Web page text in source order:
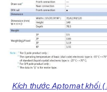
Kích thước Aptomat khối (